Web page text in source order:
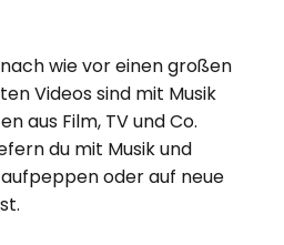
wie vor einen großen
Videos sind mit Musik
aus Film, TV und Co.
du mit Musik und
oder auf neue